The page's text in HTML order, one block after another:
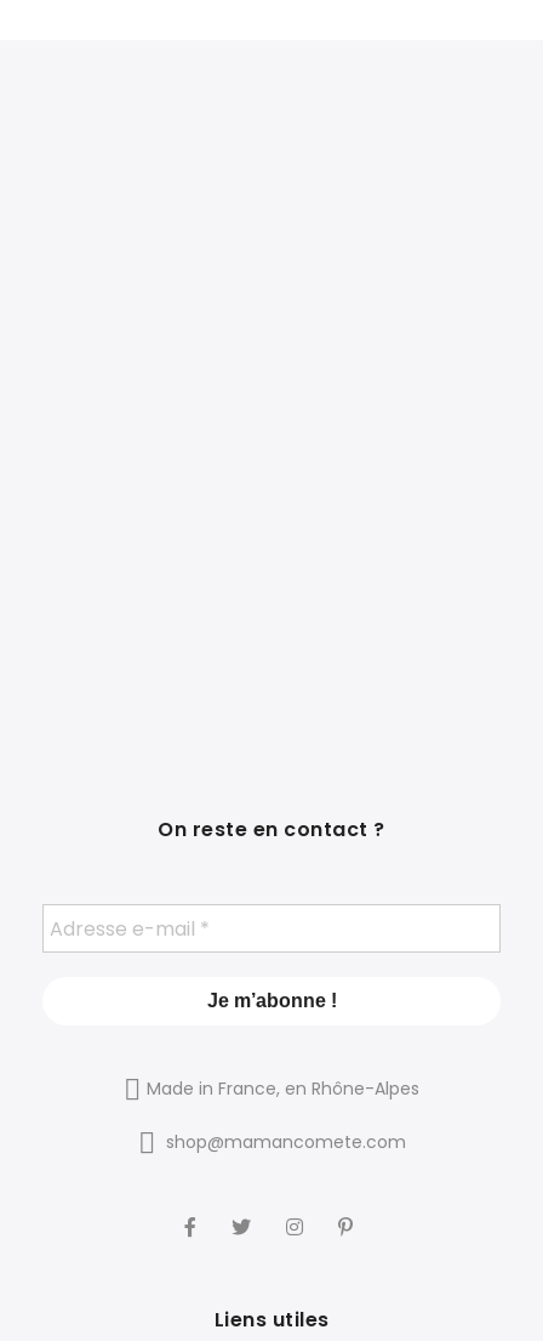
On reste en contact ?
Made in France, en Rhône-Alpes
shop@mamancomete.com
Liens utiles